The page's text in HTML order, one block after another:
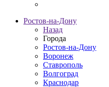
Ростов-на-Дону
Назад
Города
Ростов-на-Дону
Воронеж
Ставрополь
Волгоград
Краснодар